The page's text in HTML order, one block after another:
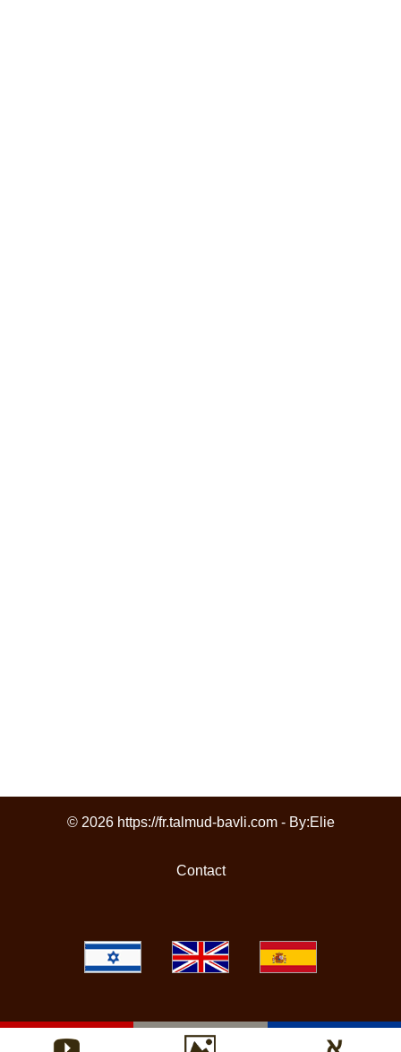
© 2026 https://fr.talmud-bavli.com - By:Elie
Contact